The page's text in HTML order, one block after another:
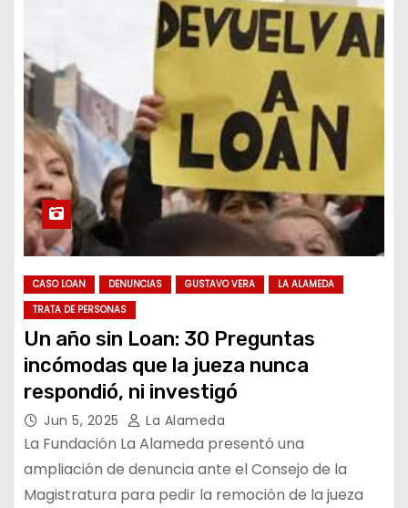
CASO LOAN DENUNCIAS GUSTAVO VERA
LA ALAMEDA
TRATA DE PERSONAS
Un año sin Loan: 30 Preguntas
incómodas que la jueza nunca
respondió, ni investigó
Jun 5, 2025 La Alameda
La Fundación La Alameda presentó una
ampliación de denuncia ante el Consejo de la
Magistratura para pedir la remoción de la jueza